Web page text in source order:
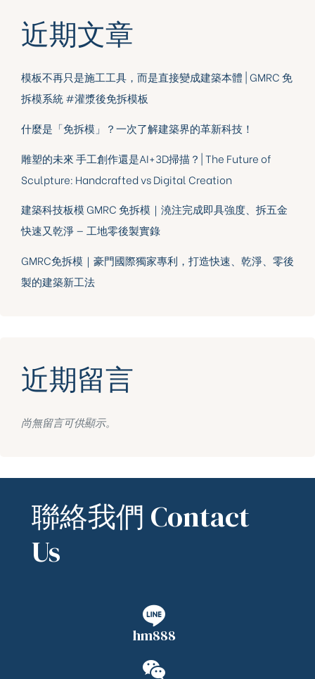
近期文章
模板不再只是施工工具，而是直接變成建築本體 | GMRC 免
拆模系統 #灌漿後免拆模板
什麼是「免拆模」？一次了解建築界的革新科技！
雕塑的未來 手工創作還是AI+3D掃描？| The Future of
Sculpture: Handcrafted vs Digital Creation
建築科技板模 GMRC 免拆模｜澆注完成即具強度、拆五金
快速又乾淨 — 工地零後製實錄
GMRC免拆模｜豪門國際獨家專利，打造快速、乾淨、零後
製的建築新工法
近期留言
尚無留言可供顯示。
聯絡我們 Contact
Us
hm888